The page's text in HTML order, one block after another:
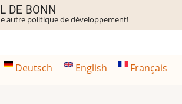
DE BONN
autre politique de développement!
Deutsch English Français